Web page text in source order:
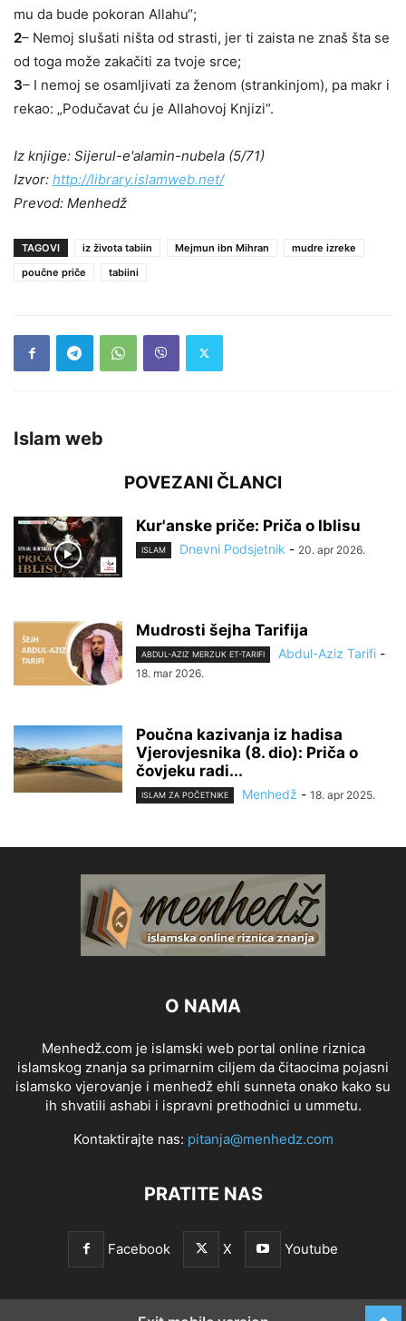
mu da bude pokoran Allahu“;
2– Nemoj slušati ništa od strasti, jer ti zaista ne znaš šta se
od toga može zakačiti za tvoje srce;
3– I nemoj se osamljivati za ženom (strankinjom), pa makr i
rekao: „Podučavat ću je Allahovoj Knjizi“.
Iz knjige: Sijerul-e'alamin-nubela (5/71)
Izvor: http://library.islamweb.net/
Prevod: Menhedž
TAGOVI iz života tabiin Mejmun ibn Mihran
mudre izreke
poučne priče
tabiini
Islam web
POVEZANI ČLANCI
Kur'anske priče: Priča o Iblisu
ISLAM Dnevni Podsjetnik - 20. apr 2026.
Mudrosti šejha Tarifija
ABDUL-AZIZ MERZUK ET-TARIFI Abdul-Aziz Tarifi -
18. mar 2026.
Poučna kazivanja iz hadisa
Vjerovjesnika (8. dio): Priča o
čovjeku radi...
ISLAM ZA POČETNIKE Menhedž - 18. apr 2025.
O NAMA
Menhedž.com je islamski web portal online riznica
islamskog znanja sa primarnim ciljem da čitaocima pojasni
islamsko vjerovanje i menhedž ehli sunneta onako kako su
ih shvatili ashabi i ispravni prethodnici u ummetu.
Kontaktirajte nas: pitanja@menhedz.com
PRATITE NAS
Facebook X Youtube